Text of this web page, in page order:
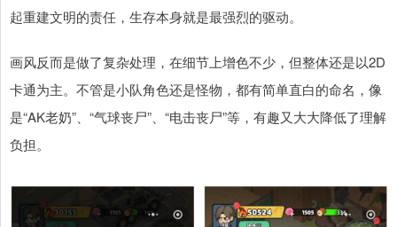
起重建文明的责任，生存本身就是最强烈的驱动。
画风反而是做了复杂处理，在细节上增色不少，但整体还是以2D
卡通为主。不管是小队角色还是怪物，都有简单直白的命名，像
是“AK老奶”、“气球丧尸”、“电击丧尸”等，有趣又大大降低了理解
负担。